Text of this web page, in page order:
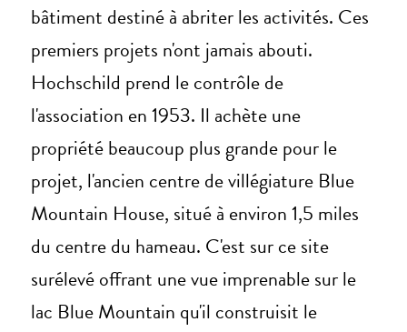
bâtiment destiné à abriter les activités. Ces
premiers projets n'ont jamais abouti.
Hochschild prend le contrôle de
l'association en 1953. Il achète une
propriété beaucoup plus grande pour le
projet, l'ancien centre de villégiature Blue
Mountain House, situé à environ 1,5 miles
du centre du hameau. C'est sur ce site
surélevé offrant une vue imprenable sur le
lac Blue Mountain qu'il construisit le